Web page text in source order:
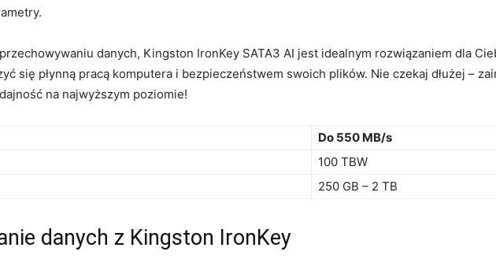
danych, ​Kingston IronKey SATA3 AI jest idealnym rozwiązaniem dla
się płynną ​pracą ⁤komputera i bezpieczeństwem swoich plików.‍ Nie czekaj dłużej –
na najwyższym poziomie!
Do 550 MB/s
100 TBW
250 GB – 2 TB
danych z Kingston IronKey